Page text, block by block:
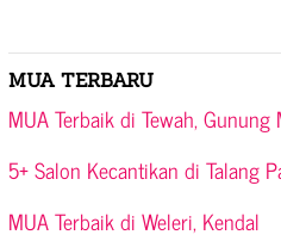
MUA TERBARU
MUA Terbaik di Tewah, Gunung
5+ Salon Kecantikan di Talang
MUA Terbaik di Weleri, Kendal